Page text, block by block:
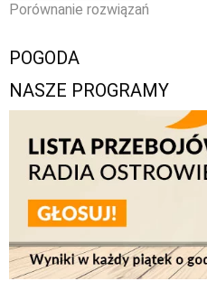
Porównanie rozwiązań
POGODA
NASZE PROGRAMY